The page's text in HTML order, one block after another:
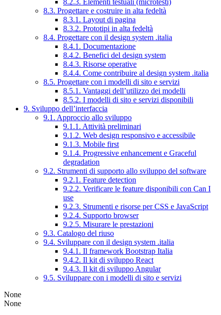
8.2.3. Elementi testuali (microtesti)
8.3. Progettare e costruire in alta fedeltà
8.3.1. Layout di pagina
8.3.2. Prototipi in alta fedeltà
8.4. Progettare con il design system .italia
8.4.1. Documentazione
8.4.2. Benefici del design system
8.4.3. Risorse operative
8.4.4. Come contribuire al design system .italia
8.5. Progettare con i modelli di sito e servizi
8.5.1. Vantaggi dell’utilizzo dei modelli
8.5.2. I modelli di sito e servizi disponibili
9. Sviluppo dell’interfaccia
9.1. Approccio allo sviluppo
9.1.1. Attività preliminari
9.1.2. Web design responsivo e accessibile
9.1.3. Mobile first
9.1.4. Progressive enhancement e Graceful
degradation
9.2. Strumenti di supporto allo sviluppo del software
9.2.1. Feature detection
9.2.2. Verificare le feature disponibili con Can I
use
9.2.3. Strumenti e risorse per CSS e JavaScript
9.2.4. Supporto browser
9.2.5. Misurare le prestazioni
9.3. Catalogo del riuso
9.4. Sviluppare con il design system .italia
9.4.1. Il framework Bootstrap Italia
9.4.2. Il kit di sviluppo React
9.4.3. Il kit di sviluppo Angular
9.5. Sviluppare con i modelli di sito e servizi
None
None